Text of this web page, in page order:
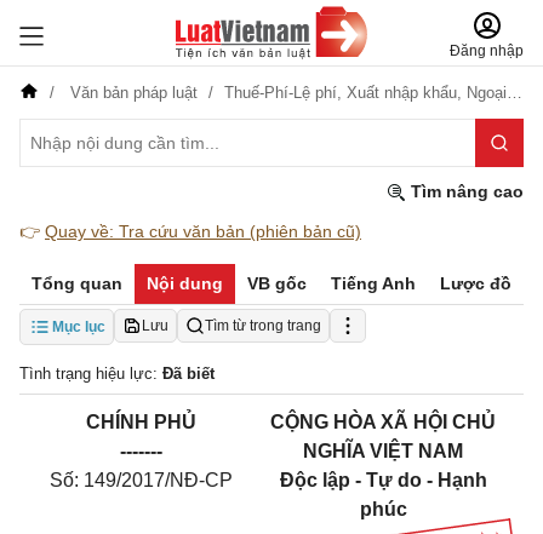
Đăng nhập
Văn bản pháp luật Thuế-Phí-Lệ phí, Xuất nhập khẩu, Ngoại giao
Tìm nâng cao
👉 Quay về: Tra cứu văn bản (phiên bản cũ)
Tổng quan Nội dung VB gốc Tiếng Anh Lược đồ
Mục lục Lưu Tìm từ trong trang
Tình trạng hiệu lực: Đã biết
CHÍNH PHỦ
-------
Số: 149/2017/NĐ-CP
CỘNG HÒA XÃ HỘI CHỦ
NGHĨA VIỆT NAM
Độc lập - Tự do - Hạnh
phúc